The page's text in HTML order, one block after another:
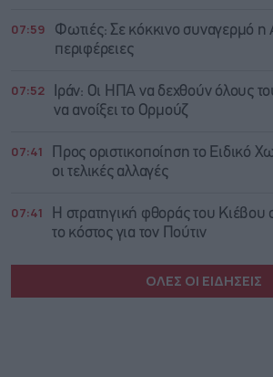
07:59
Φωτιές: Σε κόκκινο συναγερμό η
περιφέρειες
07:52
Ιράν: Οι ΗΠΑ να δεχθούν όλους
να ανοίξει το Ορμούζ
07:41
Προς οριστικοποίηση το Ειδικό
οι τελικές αλλαγές
07:41
Η στρατηγική φθοράς του Κιέβου
το κόστος για τον Πούτιν
ΟΛΕΣ ΟΙ ΕΙΔΗΣΕΙΣ